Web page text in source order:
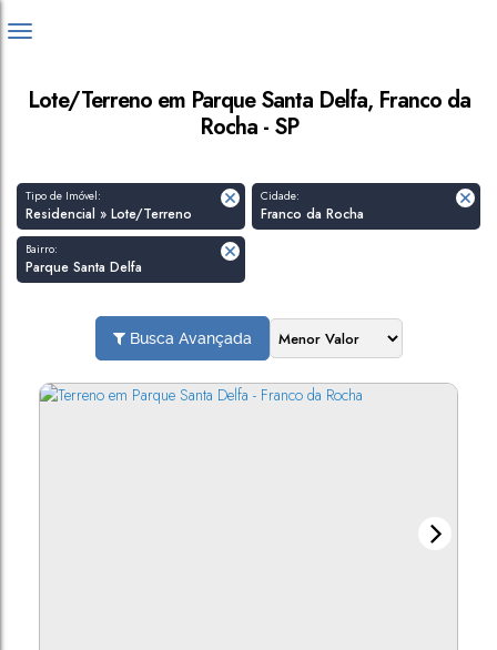
Lote/Terreno em Parque Santa Delfa, Franco da
Rocha - SP
Tipo de Imóvel:
Residencial » Lote/Terreno
Cidade:
Franco da Rocha
Bairro:
Parque Santa Delfa
Busca Avançada